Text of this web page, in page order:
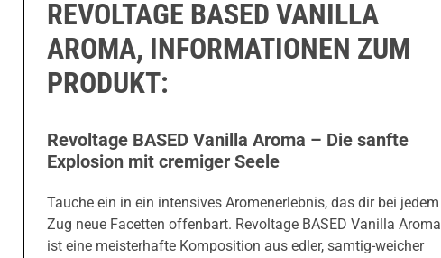
REVOLTAGE BASED VANILLA
AROMA, INFORMATIONEN ZUM
PRODUKT:
Revoltage BASED Vanilla Aroma – Die sanfte
Explosion mit cremiger Seele
Tauche ein in ein intensives Aromenerlebnis, das dir bei jedem
Zug neue Facetten offenbart. Revoltage BASED Vanilla Aroma
ist eine meisterhafte Komposition aus edler, samtig-weicher